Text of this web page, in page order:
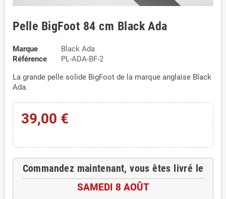
Pelle BigFoot 84 cm Black Ada
Marque
Black Ada
Référence
PL-ADA-BF-2
La grande pelle solide BigFoot de la marque anglaise Black
Ada.
39,00 €
Commandez maintenant, vous êtes livré le
SAMEDI 8 AOÛT